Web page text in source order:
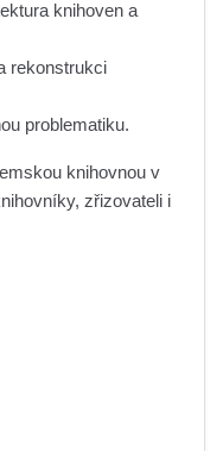
knihoven a
rekonstrukci
problematiku.
knihovnou v
zřizovateli i